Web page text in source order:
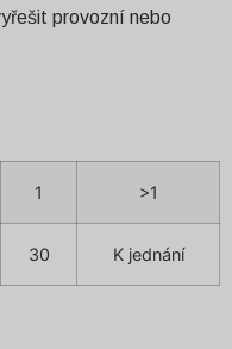
provozní nebo
1 >1
30 K jednání